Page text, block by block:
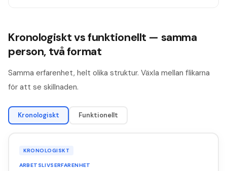
Kronologiskt vs funktionellt — samma
person, två format
Samma erfarenhet, helt olika struktur. Växla mellan flikarna
för att se skillnaden.
Kronologiskt Funktionellt
KRONOLOGISKT
ARBETSLIVSERFARENHET